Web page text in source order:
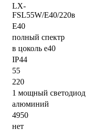
LX-
FSL55W/E40/220в
E40
полный спектр
в цоколь е40
IP44
55
220
1 мощный светодиод
алюминий
4950
нет